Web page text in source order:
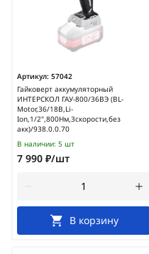
Артикул: 57042
Гайковерт аккумуляторный
ИНТЕРСКОЛ ГАУ-800/36ВЭ (BL-
Motor,36/18В,Li-
Ion,1/2",800Нм,3скорости,без
акк)/938.0.0.70
В наличии: 5 шт
7 990 ₽/шт
В корзину